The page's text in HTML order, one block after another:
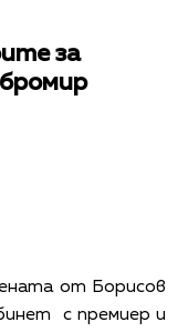
за
от Борисов
с премиер и